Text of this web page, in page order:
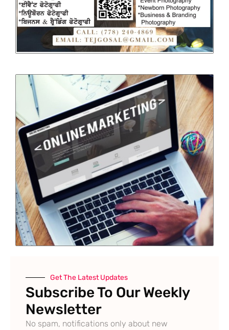
Get The Latest Updates
Subscribe To Our Weekly
Newsletter
No spam, notifications only about new